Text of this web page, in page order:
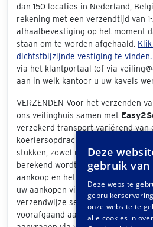
dan 150 locaties in Nederland,
rekening met een verzendtijd van
afhaalbevestiging op het moment
staan om te worden afgehaald.
dichtstbijzijnde vestiging te vinden.
via het klantportaal (of via
aan in welk kantoor u uw kavels
VERZENDEN Voor het verzenden
ons veilinghuis samen met
verzekerd transport variërend van
koeriersopdrachten tot het
stukken, zowel nationaal als
berekend wordt is afhankelijk van
aankoop en het bezorgadres. Als u
uw aankopen via het klantportaal
verzendwijze selecteert, ontvangt u
voorafgaand aan de veiling kunt u
Deze
gebruik van
Deze website
onze website te
alle cookies in